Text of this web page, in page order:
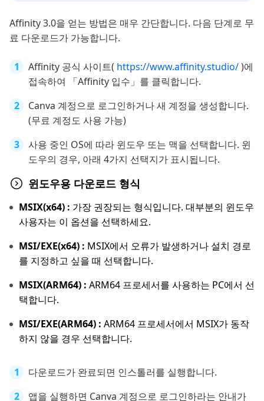
Affinity 3.0을 얻는 방법은 매우 간단합니다. 다음 단계로 무
료 다운로드가 가능합니다.
Affinity 공식 사이트( https://www.affinity.studio/)에
접속하여 「Affinity 입수」를 클릭합니다.
Canva 계정으로 로그인하거나 새 계정을 생성합니다.
(무료 계정도 사용 가능)
사용 중인 OS에 따라 윈도우 또는 맥을 선택합니다. 윈
도우의 경우, 아래 4가지 선택지가 표시됩니다.
윈도우용 다운로드 형식
MSIX(x64) : 가장 권장되는 형식입니다. 대부분의 윈도우
사용자는 이 옵션을 선택하세요.
MSI/EXE(x64) : MSIX에서 오류가 발생하거나 설치 경로
를 지정하고 싶을 때 선택합니다.
MSIX(ARM64) : ARM64 프로세서를 사용하는 PC에서 선
택합니다.
MSI/EXE(ARM64) : ARM64 프로세서에서 MSIX가 동작
하지 않을 경우 선택합니다.
다운로드가 완료되면 인스톨러를 실행합니다.
앱을 실행하면 Canva 계정으로 로그인하라는 안내가